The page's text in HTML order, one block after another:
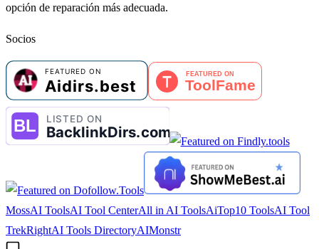
opción de reparación más adecuada.
Socios
MossAI ToolsAI Tool CenterAll in AI ToolsAiTop10 ToolsAI Tool
TrekRightAI Tools DirectoryAIMonstr